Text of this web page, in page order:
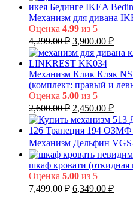
749.00 ₽
–
849.00 ₽
Механизм для дивана
Оценка 4.99 из 5
4,299.00₽ Первоначальная
цена
составляла
4,299.00 ₽.
3,900.00 ₽
Механизм Клик Кляк
(комплект: правый и
Оценка 5.00 из 5
2,600.00₽ Первоначальная
цена
составляла
2,600.00 ₽.
2,450.00 ₽
Механизм Дельфин
шкаф кровати (откидная
Оценка 5.00 из 5
7,499.00₽ Первоначальная
6,349.00 ₽